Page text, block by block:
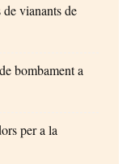
vianants de
bombament a
per a la